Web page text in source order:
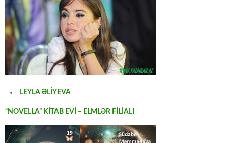
LEYLA ƏLİYEVA
“NOVELLA” KİTAB EVİ – ELMLƏR FİLİALI